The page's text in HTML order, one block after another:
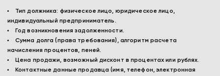
Тип должника: физическое лицо, юридическое лицо,
индивидуальный предприниматель.
Год возникновения задолженности.
Сумма долга (права требования), алгоритм расчета
начисления процентов, пеней.
Цена продажи, возможный дисконт в процентах или рублях.
Контактные данные продавца (имя, телефон, электронная